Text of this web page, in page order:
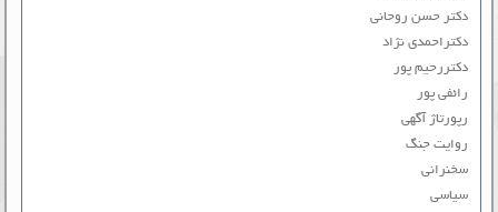
دکتر حسن روحانی
دکتراحمدی نژاد
دکتررحیم پور
رائفی پور
رپورتاژ آگهی
روایت جنگ
سخنرانی
سیاسی